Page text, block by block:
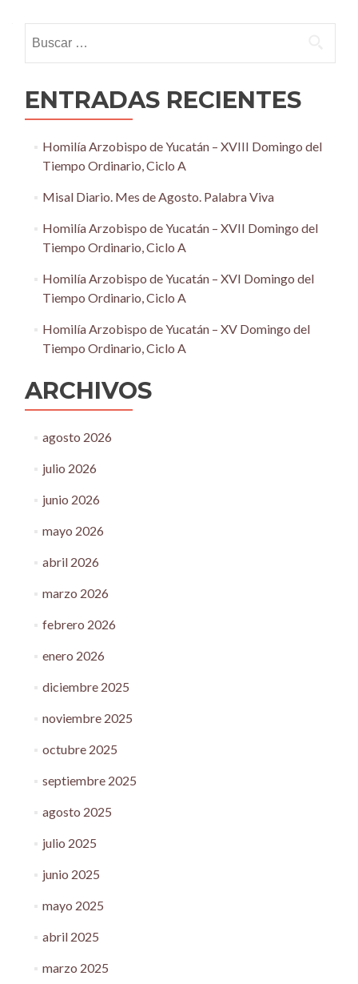
navigation
ENTRADAS RECIENTES
Homilía Arzobispo de Yucatán – XVIII Domingo del
Tiempo Ordinario, Ciclo A
Misal Diario. Mes de Agosto. Palabra Viva
Homilía Arzobispo de Yucatán – XVII Domingo del
Tiempo Ordinario, Ciclo A
Homilía Arzobispo de Yucatán – XVI Domingo del
Tiempo Ordinario, Ciclo A
Homilía Arzobispo de Yucatán – XV Domingo del
Tiempo Ordinario, Ciclo A
ARCHIVOS
agosto 2026
julio 2026
junio 2026
mayo 2026
abril 2026
marzo 2026
febrero 2026
enero 2026
diciembre 2025
noviembre 2025
octubre 2025
septiembre 2025
agosto 2025
julio 2025
junio 2025
mayo 2025
abril 2025
marzo 2025